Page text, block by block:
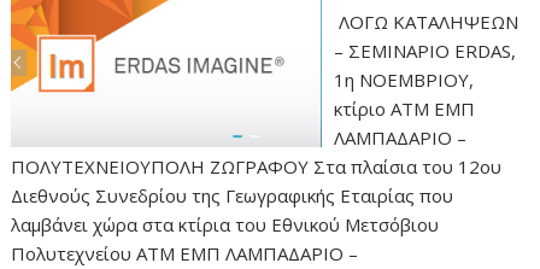
ΛΟΓΩ ΚΑΤΑΛΗΨΕΩΝ
– ΣΕΜΙΝΑΡΙΟ ERDAS,
1η ΝΟΕΜΒΡΙΟΥ,
κτίριο ΑΤΜ ΕΜΠ
ΛΑΜΠΑΔΑΡΙΟ –
ΠΟΛΥΤΕΧΝΕΙΟΥΠΟΛΗ ΖΩΓΡΑΦΟΥ Στα πλαίσια του 12ου
Διεθνούς Συνεδρίου της Γεωγραφικής Εταιρίας που
λαμβάνει χώρα στα κτίρια του Εθνικού Μετσόβιου
Πολυτεχνείου ΑΤΜ ΕΜΠ ΛΑΜΠΑΔΑΡΙΟ –